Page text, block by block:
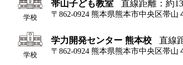
学校
帯山子ども教室 直線距離：約
〒862-0924 熊本県熊本市中央区帯山
学校
学力開発センター 熊本校 直線
〒862-0924 熊本県熊本市中央区帯